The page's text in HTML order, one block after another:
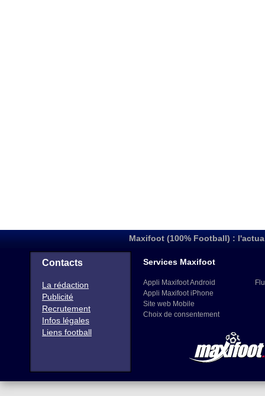
Maxifoot (100% Football) :
Contacts
La rédaction
Publicité
Recrutement
Infos légales
Liens football
Services Maxifoot
Appli Maxifoot Android
Appli Maxifoot iPhone
Site web Mobile
Choix de consentement